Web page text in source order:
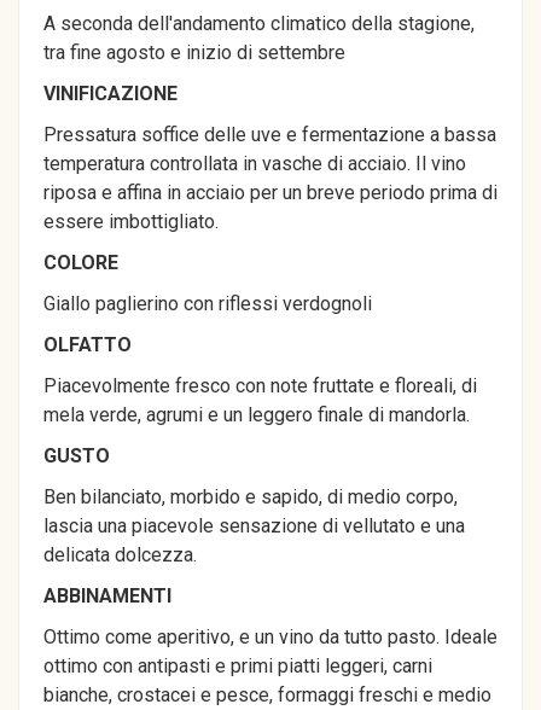
A seconda dell'andamento climatico della stagione,
tra fine agosto e inizio di settembre
VINIFICAZIONE
Pressatura soffice delle uve e fermentazione a bassa
temperatura controllata in vasche di acciaio. Il vino
riposa e affina in acciaio per un breve periodo prima di
essere imbottigliato.
COLORE
Giallo paglierino con riflessi verdognoli
OLFATTO
Piacevolmente fresco con note fruttate e floreali, di
mela verde, agrumi e un leggero finale di mandorla.
GUSTO
Ben bilanciato, morbido e sapido, di medio corpo,
lascia una piacevole sensazione di vellutato e una
delicata dolcezza.
ABBINAMENTI
Ottimo come aperitivo, e un vino da tutto pasto. Ideale
ottimo con antipasti e primi piatti leggeri, carni
bianche, crostacei e pesce, formaggi freschi e medio